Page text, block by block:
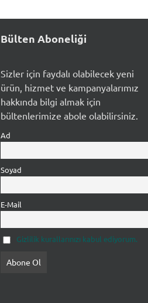
Bülten Aboneliği
Sizler için faydalı olabilecek yeni
ürün, hizmet ve kampanyalarımız
hakkında bilgi almak için
bültenlerimize abole olabilirsiniz.
Ad
Soyad
E-Mail
Gizlilik kurallarınızı kabul ediyorum.